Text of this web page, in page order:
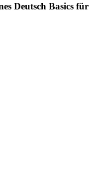
Deutsch Basics für